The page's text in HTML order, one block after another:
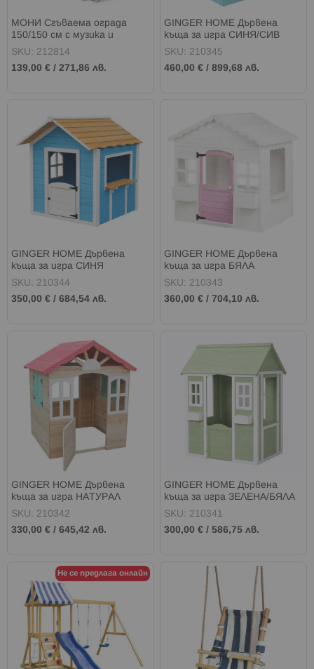
МОНИ Сгъваема ограда
150/150 см с музика и
килимче PENGUIN
SKU: 212814
139,00 € / 271,86 лв.
GINGER HOME Дървена
къща за игра СИНЯ/СИВ
ПОКРИВ
SKU: 210345
460,00 € /899,68 лв.
GINGER HOME Дървена
къща за игра СИНЯ
SKU: 210344
350,00 € / 684,54 лв.
GINGER HOME Дървена
къща за игра БЯЛА
SKU: 210343
360,00 € / 704,10 лв.
GINGER HOME Дървена
къща за игра НАТУРАЛ
SKU: 210342
330,00 € / 645,42 лв.
GINGER HOME Дървена
къща за игра ЗЕЛЕНА/БЯЛА
SKU: 210341
300,00 € / 586,75 лв.
Не се предлага онлайн